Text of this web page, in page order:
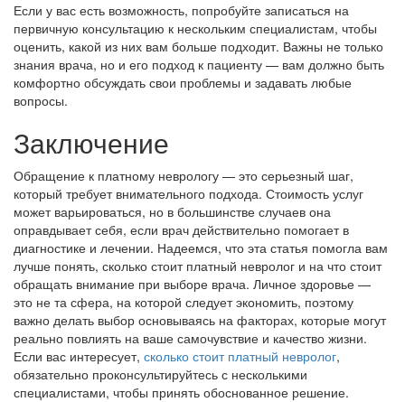
Если у вас есть возможность, попробуйте записаться на
первичную консультацию к нескольким специалистам, чтобы
оценить, какой из них вам больше подходит. Важны не только
знания врача, но и его подход к пациенту — вам должно быть
комфортно обсуждать свои проблемы и задавать любые
вопросы.
Заключение
Обращение к платному неврологу — это серьезный шаг,
который требует внимательного подхода. Стоимость услуг
может варьироваться, но в большинстве случаев она
оправдывает себя, если врач действительно помогает в
диагностике и лечении. Надеемся, что эта статья помогла вам
лучше понять, сколько стоит платный невролог и на что стоит
обращать внимание при выборе врача. Личное здоровье —
это не та сфера, на которой следует экономить, поэтому
важно делать выбор основываясь на факторах, которые могут
реально повлиять на ваше самочувствие и качество жизни.
Если вас интересует, сколько стоит платный невролог,
обязательно проконсультируйтесь с несколькими
специалистами, чтобы принять обоснованное решение.